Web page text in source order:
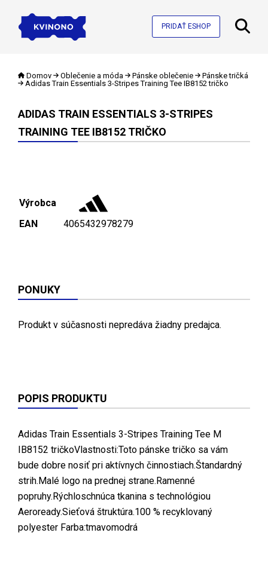
PRIDAŤ ESHOP
Domov Oblečenie a móda Pánske oblečenie
Pánske tričká
Adidas Train Essentials 3-Stripes Training Tee IB8152 tričko
ADIDAS TRAIN ESSENTIALS 3-STRIPES
TRAINING TEE IB8152 TRIČKO
Výrobca
EAN
4065432978279
PONUKY
Produkt v súčasnosti nepredáva žiadny predajca.
POPIS PRODUKTU
Adidas Train Essentials 3-Stripes Training Tee M
IB8152 tričkoVlastnosti:Toto pánske tričko sa vám
bude dobre nosiť pri aktívnych činnostiach.Štandardný
strih.Malé logo na prednej strane.Ramenné
popruhy.Rýchloschnúca tkanina s technológiou
Aeroready.Sieťová štruktúra.100 % recyklovaný
polyester Farba:tmavomodrá